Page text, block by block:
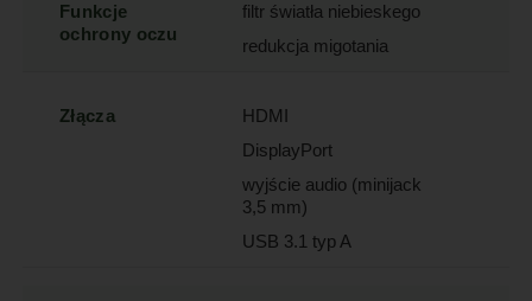
Funkcje
ochrony oczu
filtr światła niebieskego
redukcja migotania
Złącza
HDMI
DisplayPort
wyjście audio (minijack
3,5 mm)
USB 3.1 typ A